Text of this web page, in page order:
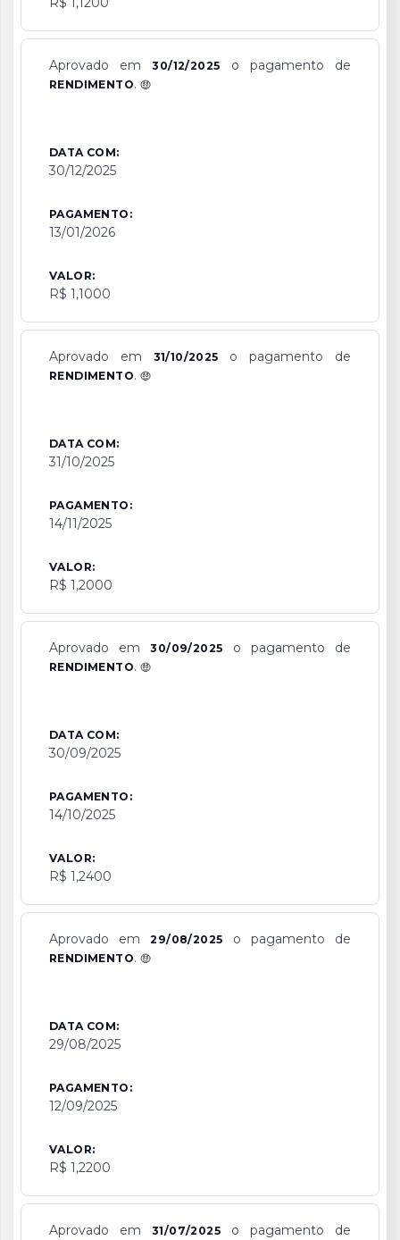
Aprovado em30/12/2025 o pagamento de
RENDIMENTO.
DATA COM:
30/12/2025
PAGAMENTO:
13/01/2026
VALOR:
R$ 1,1000
Aprovado em 31/10/2025 o pagamento de
RENDIMENTO.
DATA COM:
31/10/2025
PAGAMENTO:
14/11/2025
VALOR:
R$ 1,2000
Aprovado em30/09/2025 o pagamento de
RENDIMENTO.
DATA COM:
30/09/2025
PAGAMENTO:
14/10/2025
VALOR:
R$ 1,2400
Aprovado em29/08/2025 o pagamento de
RENDIMENTO.
DATA COM:
29/08/2025
PAGAMENTO:
12/09/2025
VALOR:
R$ 1,2200
Aprovado em 31/07/2025 o pagamento de